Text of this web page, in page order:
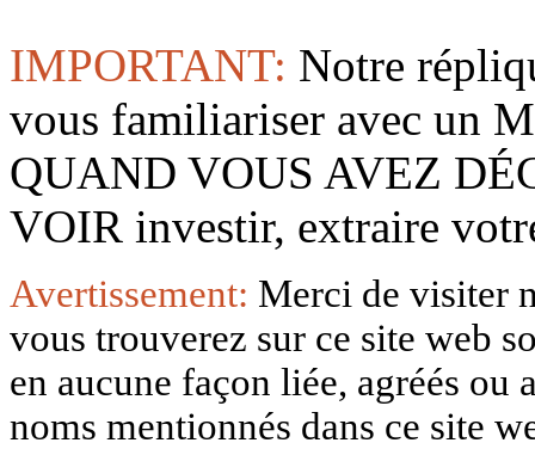
IMPORTANT: Notre
vous familiariser avec un
QUAND VOUS AVEZ
VOIR investir, extraire
Avertissement: Merci de visiter
vous trouverez sur ce site web
en aucune façon liée, agréés
noms mentionnés dans ce site